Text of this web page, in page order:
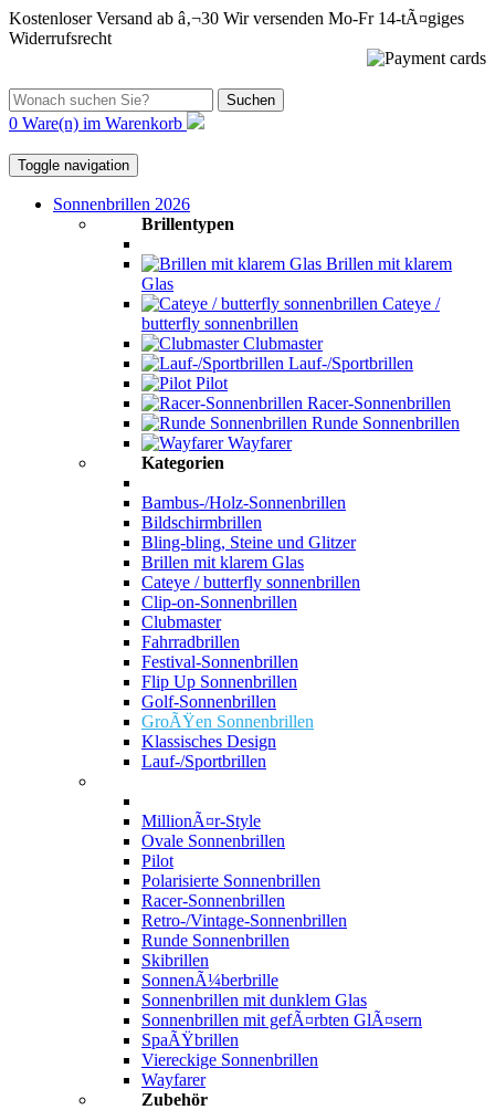
Kostenloser Versand ab â‚¬30 Wir versenden Mo-Fr 14-tÃ¤giges
Widerrufsrecht
Suchen
0 Ware(n) im Warenkorb
Toggle navigation
Sonnenbrillen 2026
Brillentypen
Brillen mit klarem
Glas
Cateye /
butterfly sonnenbrillen
Clubmaster
Lauf-/Sportbrillen
Pilot
Racer-Sonnenbrillen
Runde Sonnenbrillen
Wayfarer
Kategorien
Bambus-/Holz-Sonnenbrillen
Bildschirmbrillen
Bling-bling, Steine und Glitzer
Brillen mit klarem Glas
Cateye / butterfly sonnenbrillen
Clip-on-Sonnenbrillen
Clubmaster
Fahrradbrillen
Festival-Sonnenbrillen
Flip Up Sonnenbrillen
Golf-Sonnenbrillen
GroÃŸen Sonnenbrillen
Klassisches Design
Lauf-/Sportbrillen
MillionÃ¤r-Style
Ovale Sonnenbrillen
Pilot
Polarisierte Sonnenbrillen
Racer-Sonnenbrillen
Retro-/Vintage-Sonnenbrillen
Runde Sonnenbrillen
Skibrillen
SonnenÃ¼berbrille
Sonnenbrillen mit dunklem Glas
Sonnenbrillen mit gefÃ¤rbten GlÃ¤sern
SpaÃŸbrillen
Viereckige Sonnenbrillen
Wayfarer
Zubehör